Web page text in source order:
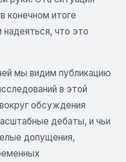
конечном итоге
что это
мы видим публикацию
в этой
обсуждения
дебаты, и чьи
допущения,